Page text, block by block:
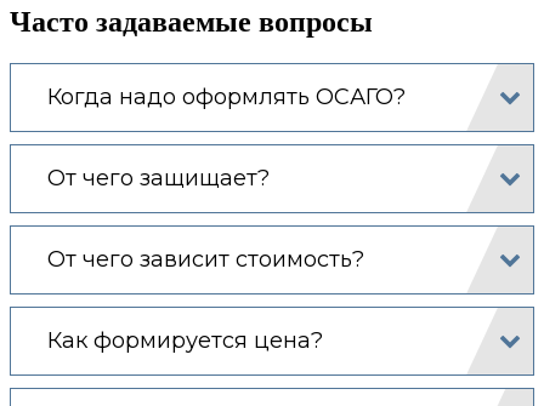
данных.
Часто задаваемые вопросы
Когда надо оформлять ОСАГО?
От чего защищает?
От чего зависит стоимость?
Как формируется цена?